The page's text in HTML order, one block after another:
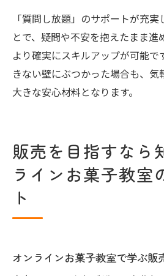
「質問し放題」のサポートが充
とで、疑問や不安を抱えたまま進
より確実にスキルアップが可能で
きない壁にぶつかった場合も、
大きな安心材料となります。
販売を目指すなら
ラインお菓子教室
ト
オンラインお菓子教室で学ぶ販